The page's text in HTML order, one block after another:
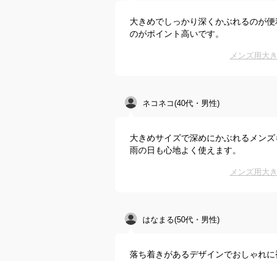
大きめでしっかり深くかぶれるのが
のがポイント高いです。
メンズ用大
ネコネコ(40代・男性)
大きめサイズで深めにかぶれるメン
雨の日も心地よく使えます。
メンズ用大
はなまる(50代・男性)
落ち着きがあるデザインでおしゃれ